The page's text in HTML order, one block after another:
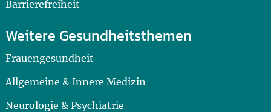
Barrierefreiheit
Weitere Gesundheitsthemen
Frauengesundheit
Allgemeine & Innere Medizin
Neurologie & Psychiatrie